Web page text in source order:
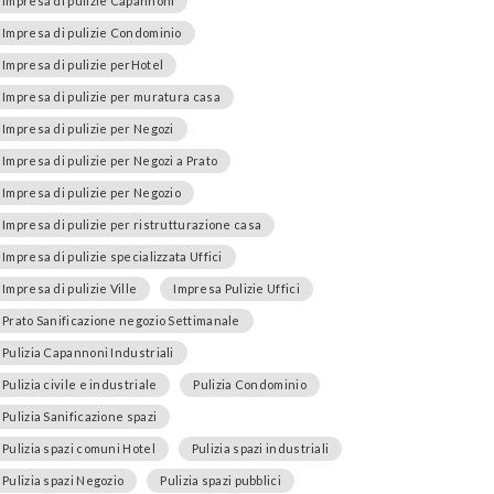
Impresa di pulizie Condominio
Impresa di pulizie perHotel
Impresa di pulizie per muratura casa
Impresa di pulizie per Negozi
Impresa di pulizie per Negozi a Prato
Impresa di pulizie per Negozio
Impresa di pulizie per ristrutturazione casa
Impresa di pulizie specializzata Uffici
Impresa di pulizie Ville Impresa Pulizie Uffici
Prato Sanificazione negozio Settimanale
Pulizia Capannoni Industriali
Pulizia civile e industriale Pulizia Condominio
Pulizia Sanificazione spazi
Pulizia spazi comuni Hotel Pulizia spazi industriali
Pulizia spazi Negozio Pulizia spazi pubblici